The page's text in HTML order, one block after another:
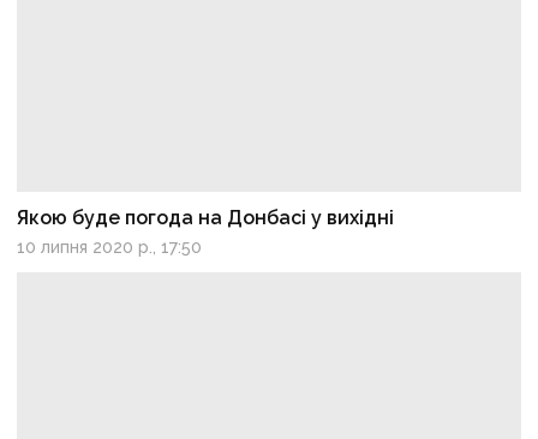
Якою буде погода на Донбасі у вихідні
10 липня 2020 р., 17:50